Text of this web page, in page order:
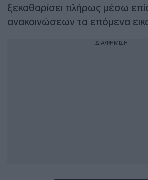
ξεκαθαρίσει πλήρως μέσω
ανακοινώσεων τα επόμενα
ΔΙΑΦΗΜΙΣΗ